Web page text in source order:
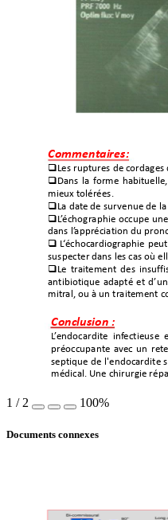
Commentaires:
 Les ruptures de
 Dans la forme
mieux tolérées.
 La date de survenue de
 L’échographie occupe
dans l’appréciation du
 L‘échocardiographie
suspecter dans les cas où
 Le traitement des
antibiotique adapté et
mitral, ou à un traitement
Conclusion :
L’endocardite infectieuse
préoccupante avec un ret
septique de l'endocardite
médical. Une chirurgie
1 / 2 100%
Documents connexes